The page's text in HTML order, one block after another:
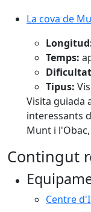
La cova de
La cova de
Temps:
Tipus:
Visita guiada
interessants
Munt i
Contingut
Centre